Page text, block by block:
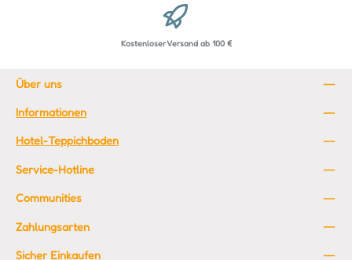
Kostenloser Versand ab 100 €
Über uns
Informationen
Hotel-Teppichboden
Service-Hotline
Communities
Zahlungsarten
Sicher Einkaufen